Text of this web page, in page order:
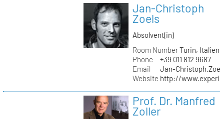
Jan-Christoph
Zoels
Absolvent(in)
Room NumberTurin, Italien
Phone
+39 011 812 9687
Email
Jan-
Website http://
Prof. Dr. Manfred
Zoller